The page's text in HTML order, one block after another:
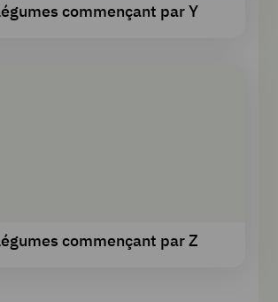
commençant par Y
commençant par Z